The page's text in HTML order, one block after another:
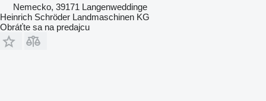
Nemecko, 39171 Langenweddinge
Heinrich Schröder Landmaschinen KG
Obráťte sa na predajcu